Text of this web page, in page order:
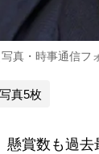
真・時事通信フ
写真5枚
賞数も過去